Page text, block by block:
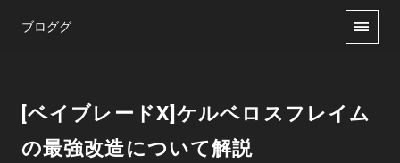
ブロググ
[ベイブレードX]ケルベロスフレイム
の最強改造について解説